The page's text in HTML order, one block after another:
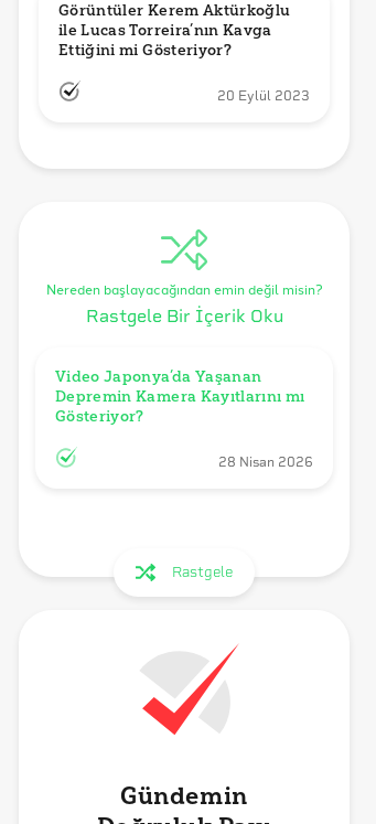
Görüntüler Kerem Aktürkoğlu
ile Lucas Torreira’nın Kavga
Ettiğini mi Gösteriyor?
20 Eylül 2023
Nereden başlayacağından emin değil misin?
Rastgele Bir İçerik Oku
Video Japonya’da Yaşanan
Depremin Kamera Kayıtlarını mı
Gösteriyor?
28 Nisan 2026
Rastgele
Gündemin